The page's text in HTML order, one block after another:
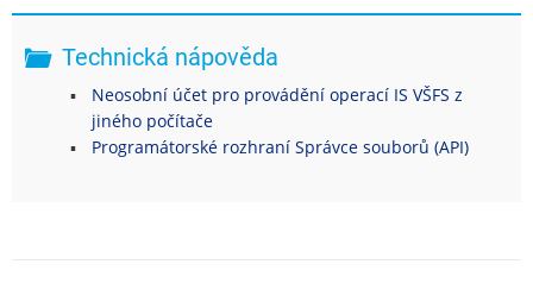
Technická nápověda
Neosobní účet pro provádění operací IS VŠFS z
jiného počítače
Programátorské rozhraní Správce souborů (API)